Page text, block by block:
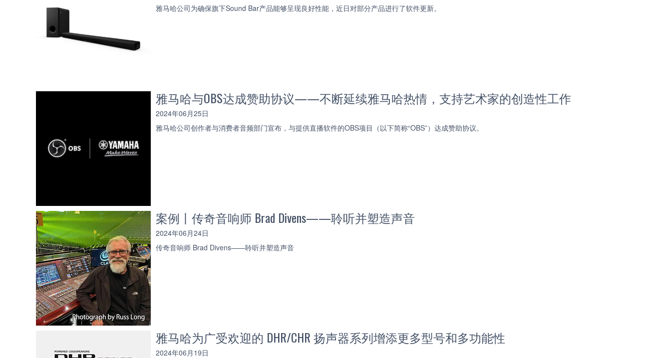
雅马哈公司为确保旗下Sound Bar产品能够呈现良好性能，近日对部分产品进行了软件更新。
雅马哈与OBS达成赞助协议——不断延续雅马哈热情，支持艺术家的创造性工作
2024年06月25日
雅马哈公司创作者与消费者音频部门宣布，与提供直播软件的OBS项目（以下简称“OBS”）达成赞助协议。
案例丨传奇音响师 Brad Divens——聆听并塑造声音
2024年06月24日
传奇音响师 Brad Divens——聆听并塑造声音
雅马哈为广受欢迎的 DHR/CHR 扬声器系列增添更多型号和多功能性
2024年06月19日